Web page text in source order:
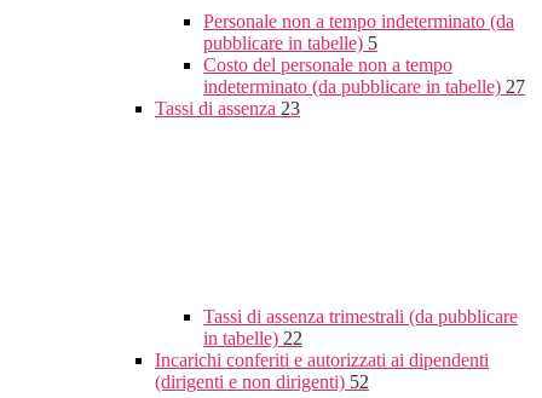
Personale non a tempo indeterminato (da
pubblicare in tabelle) 5
Costo del personale non a tempo
indeterminato (da pubblicare in tabelle) 27
Tassi di assenza 23
Tassi di assenza trimestrali (da pubblicare
in tabelle) 22
Incarichi conferiti e autorizzati ai dipendenti
(dirigenti e non dirigenti) 52